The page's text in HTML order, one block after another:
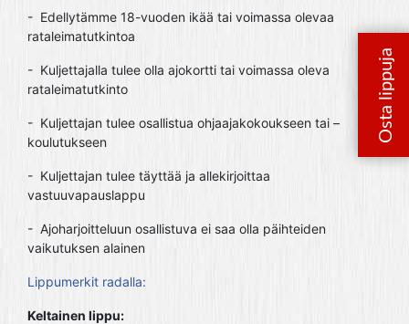
- Edellytämme 18-vuoden ikää tai voimassa olevaa
rataleimatutkintoa
- Kuljettajalla tulee olla ajokortti tai voimassa oleva
rataleimatutkinto
- Kuljettajan tulee osallistua ohjaajakokoukseen tai –
koulutukseen
- Kuljettajan tulee täyttää ja allekirjoittaa
vastuuvapauslappu
- Ajoharjoitteluun osallistuva ei saa olla päihteiden
vaikutuksen alainen
Lippumerkit radalla:
Keltainen lippu: